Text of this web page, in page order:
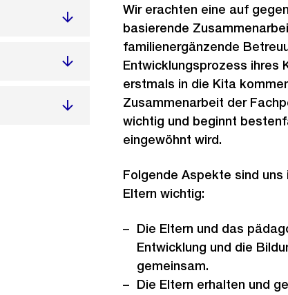
Wir erachten eine auf
basierende
familienergänzende
Entwicklungsprozess ihres
erstmals in die Kita
Zusammenarbeit der
wichtig und beginnt
eingewöhnt wird.
Folgende Aspekte sind
Eltern wichtig:
Die Eltern und das
Entwicklung und die
gemeinsam.
Die Eltern erhalten und